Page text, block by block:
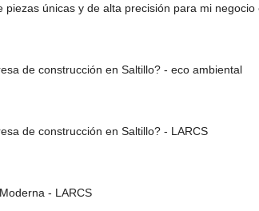
únicas y de alta precisión para mi negocio
de construcción en Saltillo? - eco ambiental
de construcción en Saltillo? - LARCS
- LARCS